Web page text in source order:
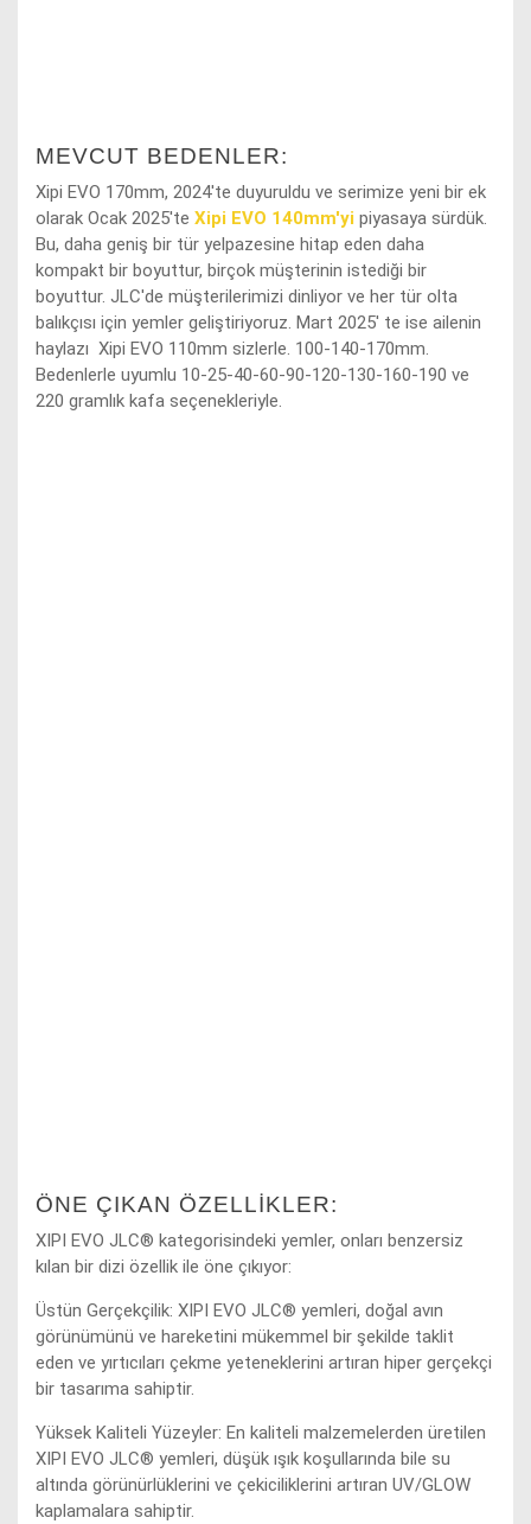
MEVCUT BEDENLER:
Xipi EVO 170mm, 2024'te duyuruldu ve serimize yeni bir ek
olarak Ocak 2025'te Xipi EVO 140mm'yi piyasaya sürdük.
Bu, daha geniş bir tür yelpazesine hitap eden daha
kompakt bir boyuttur, birçok müşterinin istediği bir
boyuttur. JLC'de müşterilerimizi dinliyor ve her tür olta
balıkçısı için yemler geliştiriyoruz. Mart 2025' te ise ailenin
haylazı Xipi EVO 110mm sizlerle. 100-140-170mm.
Bedenlerle uyumlu 10-25-40-60-90-120-130-160-190 ve
220 gramlık kafa seçenekleriyle.
ÖNE ÇIKAN ÖZELLIKLER:
XIPI EVO JLC® kategorisindeki yemler, onları benzersiz
kılan bir dizi özellik ile öne çıkıyor:
Üstün Gerçekçilik: XIPI EVO JLC® yemleri, doğal avın
görünümünü ve hareketini mükemmel bir şekilde taklit
eden ve yırtıcıları çekme yeteneklerini artıran hiper gerçekçi
bir tasarıma sahiptir.
Yüksek Kaliteli Yüzeyler: En kaliteli malzemelerden üretilen
XIPI EVO JLC® yemleri, düşük ışık koşullarında bile su
altında görünürlüklerini ve çekiciliklerini artıran UV/GLOW
kaplamalara sahiptir.